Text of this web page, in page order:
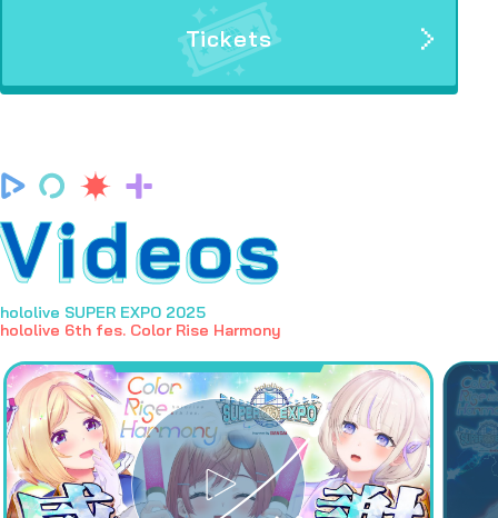
Tickets
Videos
hololive SUPER EXPO 2025
hololive 6th fes. Color Rise Harmony